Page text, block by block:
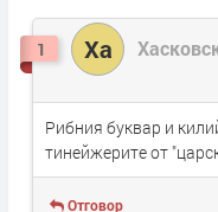
1 Ха
Рибния буквар и
тинейжерите от
Отговор